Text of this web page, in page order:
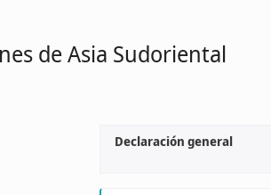
de Asia Sudoriental
Declaración general